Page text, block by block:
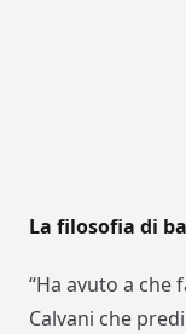
La filosofia di
“Ha avuto a che
Calvani che